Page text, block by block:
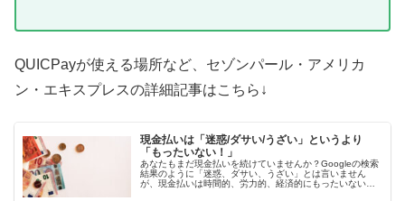
QUICPayが使える場所など、セゾンパール・アメリカ
ン・エキスプレスの詳細記事はこちら↓
現金払いは「迷惑/ダサい/うざい」というより
「もったいない！」
あなたもまだ現金払いを続けていませんか？Googleの検索
結果のように「迷惑、ダサい、うざい」とは言いません
が、現金払いは時間的、労力的、経済的にもったいないで